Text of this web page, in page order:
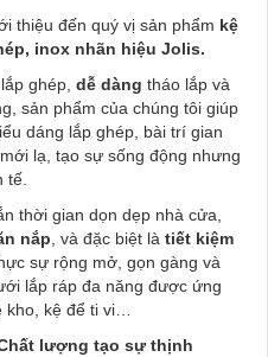
thiệu đến quý vị sản phẩm kệ
inox nhãn hiệu Jolis.
ghép, dễ dàng tháo lắp và
sản phẩm của chúng tôi giúp
dáng lắp ghép, bài trí gian
lạ, tạo sự sống động nhưng
tế.
thời gian dọn dẹp nhà cửa,
nắp , và đặc biệt là tiết kiệm
sự rộng mở, gọn gàng và
lắp ráp đa năng được ứng
kệ để ti vi…
lượng tạo sự thịnh